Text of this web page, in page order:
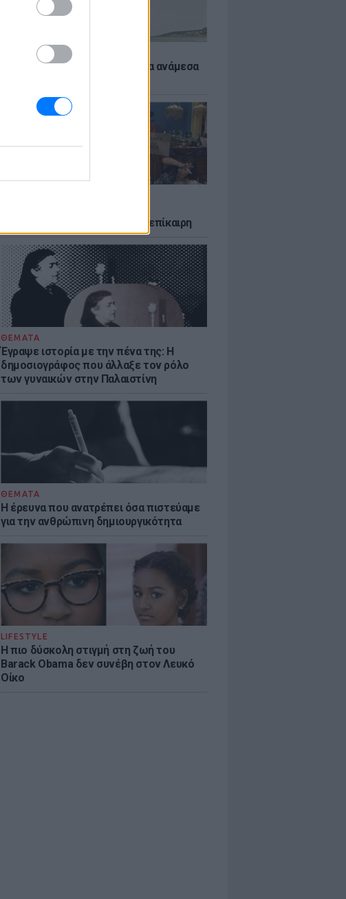
Πώς να αποφύγεις το σύγκαμα ανάμεσα
νεοπλουτισμό και παραμένει επίκαιρη
ΘΕΜΑΤΑ
Έγραψε ιστορία με την πένα της: Η
δημοσιογράφος που άλλαξε τον ρόλο
των γυναικών στην Παλαιστίνη
ΘΕΜΑΤΑ
Η έρευνα που ανατρέπει όσα πιστεύαμε
για την ανθρώπινη δημιουργικότητα
LIFESTYLE
Η πιο δύσκολη στιγμή στη ζωή του
Barack Obama δεν συνέβη στον Λευκό
Οίκο